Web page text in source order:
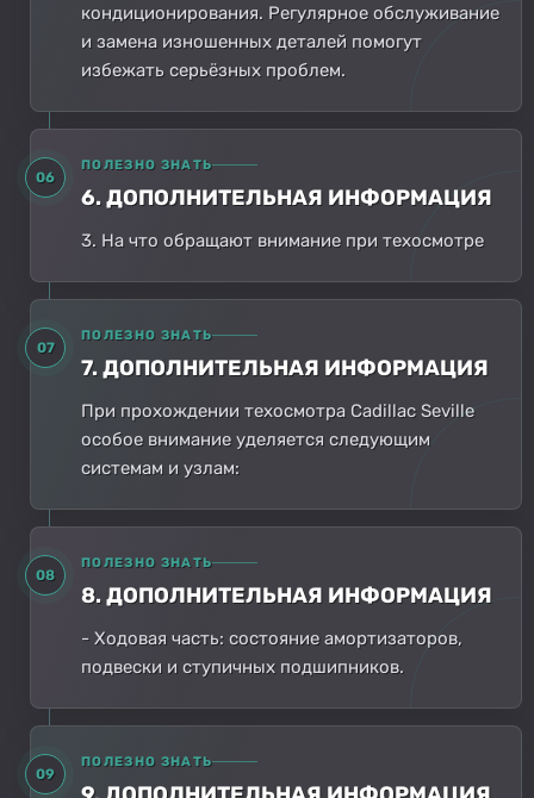
кондиционирования. Регулярное обслуживание
и замена изношенных деталей помогут
избежать серьёзных проблем.
06
ПОЛЕЗНО ЗНАТЬ
6. ДОПОЛНИТЕЛЬНАЯ ИНФОРМАЦИЯ
3. На что обращают внимание при техосмотре
07
ПОЛЕЗНО ЗНАТЬ
7. ДОПОЛНИТЕЛЬНАЯ ИНФОРМАЦИЯ
При прохождении техосмотра Cadillac Seville
особое внимание уделяется следующим
системам и узлам:
08
ПОЛЕЗНО ЗНАТЬ
8. ДОПОЛНИТЕЛЬНАЯ ИНФОРМАЦИЯ
- Ходовая часть: состояние амортизаторов,
подвески и ступичных подшипников.
09
ПОЛЕЗНО ЗНАТЬ